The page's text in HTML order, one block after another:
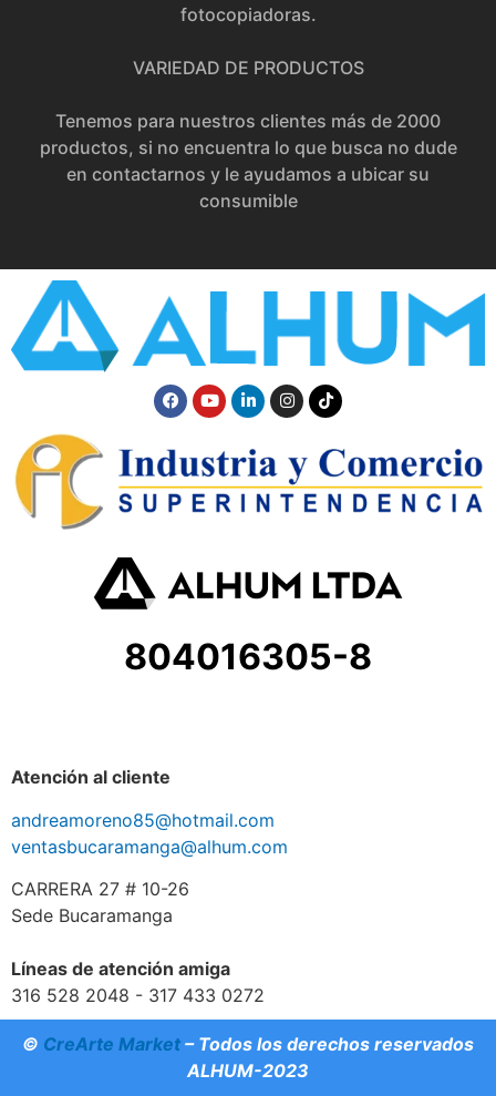
fotocopiadoras.
VARIEDAD DE PRODUCTOS
Tenemos para nuestros clientes más de 2000
productos, si no encuentra lo que busca no dude
en contactarnos y le ayudamos a ubicar su
consumible
804016305-8
Atención al cliente
andreamoreno85@hotmail.com
ventasbucaramanga@alhum.com
CARRERA 27 # 10-26
Sede Bucaramanga
Líneas de atención amiga
316 528 2048 - 317 433 0272
© CreArte Market – Todos los derechos reservados
ALHUM-2023